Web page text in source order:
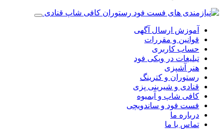
آموزش ارسال آگهی
قوانین و مقررات
حساب کاربری
تبلیغات در ویکی فود
هنر آشپزی
رستوران و کترینگ
قنادی و شیرینی پزی
کافی شاپ و آبمیوه
فست فود و ساندویچی
درباره ما
تماس با ما